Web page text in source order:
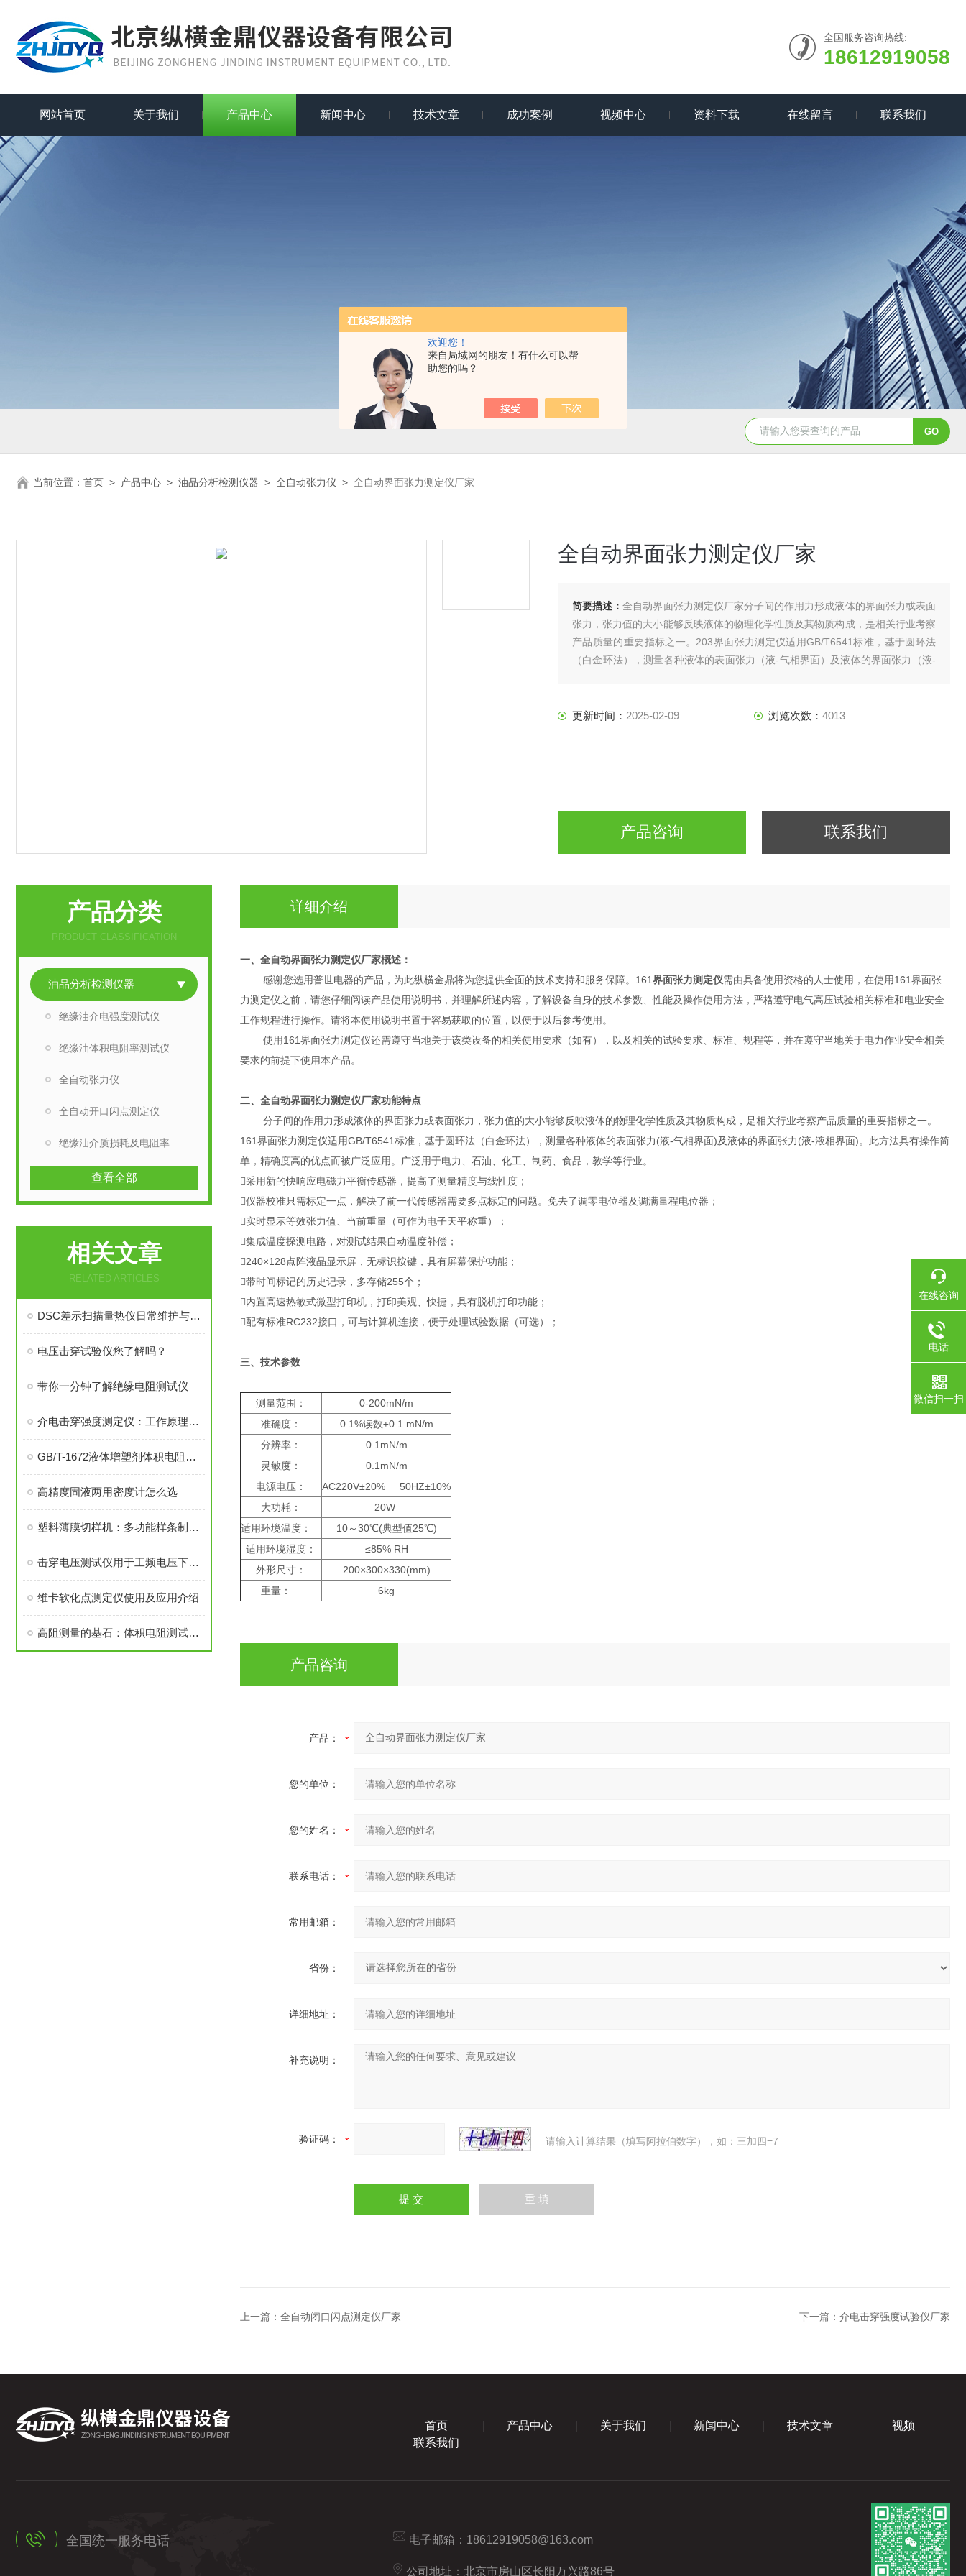
欢迎您！
来自局域网的朋友！有什么可以帮
助您的吗？
全国服务咨询热线:
18612919058
网站首页 关于我们 产品中心 新闻中心 技术文章 成功案例 视频中心 资料下载 在线留言 联系我们
当前位置： 首页 > 产品中心 > 油品分析检测仪器 > 全自动张力仪 > 全自动界面张力测定仪厂家
全自动界面张力测定仪厂家
简要描述：全自动界面张力测定仪厂家分子间的作用力形成液体的界面张力或表面
张力，张力值的大小能够反映液体的物理化学性质及其物质构成，是相关行业考察
产品质量的重要指标之一。203界面张力测定仪适用GB/T6541标准，基于圆环法
（白金环法），测量各种液体的表面张力（液-气相界面）及液体的界面张力（液-
更新时间： 2025-02-09 浏览次数： 4013
产品咨询 联系我们
产品分类
PRODUCT CLASSIFICATION
油品分析检测仪器
绝缘油介电强度测试仪
绝缘油体积电阻率测试仪
全自动张力仪
全自动开口闪点测定仪
查看全部
相关文章
RELATED ARTICLES
DSC差示扫描量热仪日常维护与故障排查
电压击穿试验仪您了解吗？
带你一分钟了解绝缘电阻测试仪
介电击穿强度测定仪：工作原理与应用解析
GB/T-1672液体增塑剂体积电阻率的测定方法
高精度固液两用密度计怎么选
塑料薄膜切样机：多功能样条制备机
击穿电压测试仪用于工频电压下的耐电压测试
维卡软化点测定仪使用及应用介绍
高阻测量的基石：体积电阻测试仪工作原理与系统构成
详细介绍
一、 全自动界面张力测定仪厂家​概述：
感谢您选用普世电器的产品，为此纵横金鼎将为您提供全面的技术支持和服务保障。161界面张力测定仪需由具备使用资格的人士使用，在使用161界面张
力测定仪之前，请您仔细阅读产品使用说明书，并理解所述内容，了解设备自身的技术参数、性能及操作使用方法，严格遵守电气高压试验相关标准和电业安全
工作规程进行操作。请将本使用说明书置于容易获取的位置，以便于以后参考使用。
使用161界面张力测定仪还需遵守当地关于该类设备的相关使用要求（如有），以及相关的试验要求、标准、规程等，并在遵守当地关于电力作业安全相关
要求的前提下使用本产品。
二、 全自动界面张力测定仪厂家​功能特点
分子间的作用力形成液体的界面张力或表面张力，张力值的大小能够反映液体的物理化学性质及其物质构成，是相关行业考察产品质量的重要指标之一。
161界面张力测定仪适用GB/T6541标准，基于圆环法（白金环法），测量各种液体的表面张力(液-气相界面)及液体的界面张力(液-液相界面)。此方法具有操作简
单，精确度高的优点而被广泛应用。广泛用于电力、石油、化工、制药、食品，教学等行业。
采用新的快响应电磁力平衡传感器，提高了测量精度与线性度；
仪器校准只需标定一点，解决了前一代传感器需要多点标定的问题。免去了调零电位器及调满量程电位器；
实时显示等效张力值、当前重量（可作为电子天平称重）；
集成温度探测电路，对测试结果自动温度补偿；
240×128点阵液晶显示屏，无标识按键，具有屏幕保护功能；
带时间标记的历史记录，多存储255个；
内置高速热敏式微型打印机，打印美观、快捷，具有脱机打印功能；
配有标准RC232接口，可与计算机连接，便于处理试验数据（可选）；
三、技术参数
测量范围：
0-200mN/m
准确度：
0.1%读数±0.1 mN/m
分辨率：
0.1mN/m
灵敏度：
0.1mN/m
电源电压：
AC220V±20% 50HZ±10%
大功耗：
20W
适用环境温度：
10～30℃(典型值25℃)
适用环境湿度：
≤85% RH
外形尺寸：
200×300×330(mm)
重量：
6kg
产品咨询
产品：
您的单位：
您的姓名：
联系电话：
常用邮箱：
省份：
详细地址：
补充说明：
验证码： 请输入计算结果（填写阿拉伯数字），如：三加四=7
上一篇： 全自动闭口闪点测定仪厂家 下一篇： 介电击穿强度试验仪厂家
首页 产品中心 关于我们 新闻中心 技术文章
视频
联系我们
全国统一服务电话 电子邮箱： 18612919058@163.com
公司地址：北京市房山区长阳万兴路86号
在线咨询
电话
微信扫一扫